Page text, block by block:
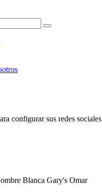
configurar sus redes sociales
Blanca Gary's Omar